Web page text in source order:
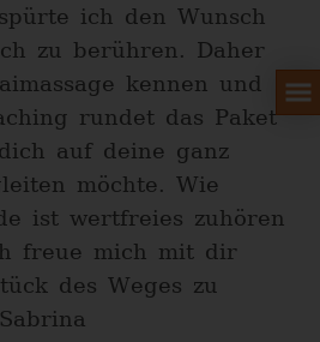
ich den Wunsch
zu berühren. Daher
kennen und
rundet das Paket
auf deine ganz
möchte. Wie
ist wertfreies zuhören
freue mich mit dir
des Weges zu